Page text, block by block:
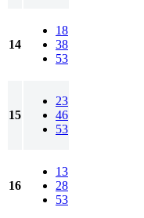
14
18
38
53
15
23
46
53
16
13
28
53